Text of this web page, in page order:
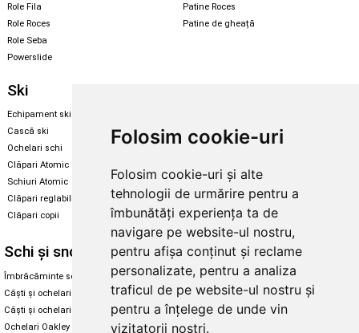
Folosim cookie-uri
Folosim cookie-uri și alte
tehnologii de urmărire pentru a
îmbunătăți experiența ta de
navigare pe website-ul nostru,
pentru afișa conținut și reclame
personalizate, pentru a analiza
traficul de pe website-ul nostru și
pentru a înțelege de unde vin
vizitatorii noștri.
Role Fila
Role Roces
Role Seba
Powerslide
Patine Roces
Patine de gheață
Ski
Echipament ski
Cască ski
Ochelari schi
Clăpari Atomic
Schiuri Atomic
Clăpari reglabili
Clăpari copii
Echipament snowboard
Skate & longboard
Santa Cruz
Enuff Skateboards
Schi și snowboard
Îmbrăcăminte schi și snowboard
Căști și ochelari de iarnă
Căști și ochelari Alpina
Ochelari Oakley
Diverse
Cum aleg rolele
Cum aleg ochelarii
Ochelari de soare Oakley
Ochelari de soare Alpina